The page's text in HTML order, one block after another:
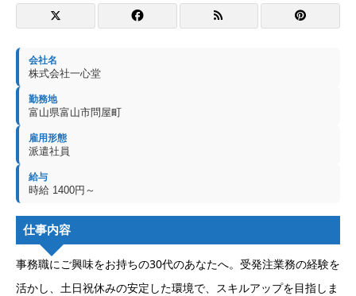
会社名
株式会社一心堂
勤務地
富山県富山市問屋町
雇用形態
派遣社員
給与
時給 1400円～
仕事内容
事務職にご興味をお持ちの30代のあなたへ。受発注業務の経験を
活かし、土日祝休みの安定した環境で、スキルアップを目指しま